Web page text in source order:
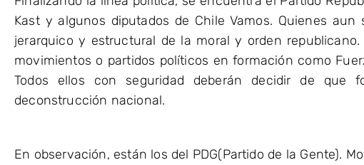
Kast y algunos diputados de Chile Vamos. Quienes
jerarquico y estructural de la moral y orden
movimientos o partidos políticos en formación como
Todos ellos con seguridad deberán decidir de que
deconstrucción nacional.
En observación, están los del PDG(Partido de la Gente).